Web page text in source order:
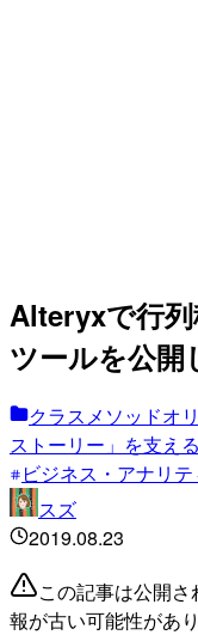
Alteryxで行
ツールを公開
クラスメソッドオ
ストーリー」を支え
ビジネス・アナリ
スズ
2019.08.23
この記事は公開
報が古い可能性があ